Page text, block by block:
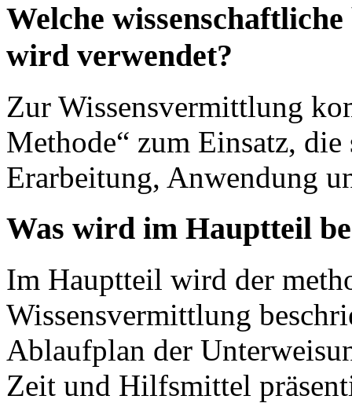
Welche
wird verwendet?
Zur Wissensvermittlung
Methode“ zum Einsatz,
Erarbeitung, Anwendung
Was wird im Hauptteil
Im Hauptteil wird der
Wissensvermittlung
Ablaufplan der
Zeit und Hilfsmittel